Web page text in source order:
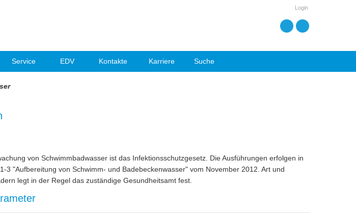
Login
Service EDV Kontakte Karriere Suche
von Schwimmbadwasser ist das Infektionsschutzgesetz. Die Ausführungen erfolgen in
3 "Aufbereitung von Schwimm- und Badebeckenwasser" vom November 2012. Art und
legt in der Regel das zuständige Gesundheitsamt fest.